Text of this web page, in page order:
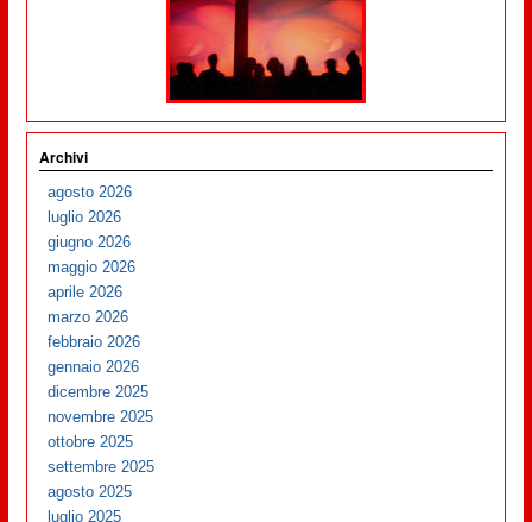
Archivi
agosto 2026
luglio 2026
giugno 2026
maggio 2026
aprile 2026
marzo 2026
febbraio 2026
gennaio 2026
dicembre 2025
novembre 2025
ottobre 2025
settembre 2025
agosto 2025
luglio 2025